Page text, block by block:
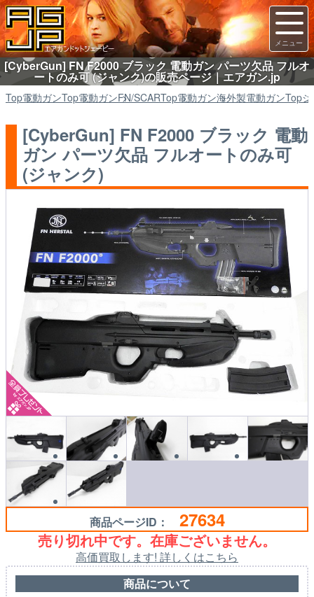
[CyberGun] FN F2000 ブラック 電動ガン パーツ欠品 フルオ
ートのみ可 (ジャンク)の販売ページ｜エアガン.jp
Top電動ガンTop電動ガンFN/SCARTop電動ガン海外製電動ガンTop
[CyberGun] FN F2000 ブラック 電動
ガン パーツ欠品 フルオートのみ可
(ジャンク)
商品ページID： 27634
売り切れ中です。在庫ございません。
高価買取します! 詳しくはこちら
商品について